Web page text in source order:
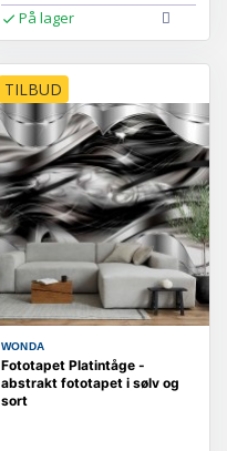
På lager
TILBUD
WONDA
Fototapet Platintåge -
abstrakt fototapet i sølv og
sort